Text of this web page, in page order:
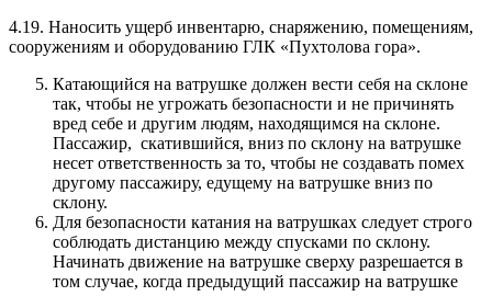
4.19. Наносить ущерб инвентарю, снаряжению, помещениям,
сооружениям и оборудованию ГЛК «Пухтолова гора».
Катающийся на ватрушке должен вести себя на склоне
так, чтобы не угрожать безопасности и не причинять
вред себе и другим людям, находящимся на склоне.
Пассажир, скатившийся, вниз по склону на ватрушке
несет ответственность за то, чтобы не создавать помех
другому пассажиру, едущему на ватрушке вниз по
склону.
Для безопасности катания на ватрушках следует строго
соблюдать дистанцию между спусками по склону.
Начинать движение на ватрушке сверху разрешается в
том случае, когда предыдущий пассажир на ватрушке